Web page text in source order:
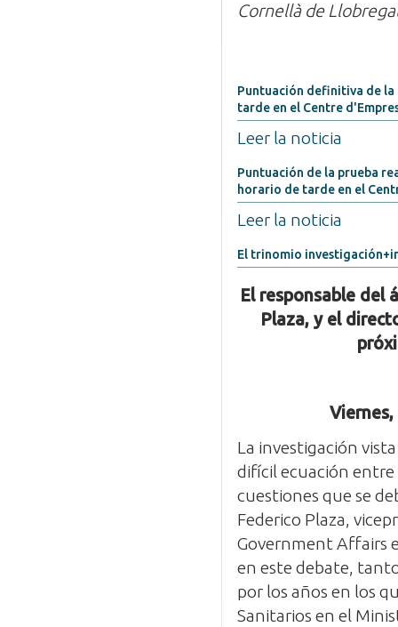
Cornellà de
Puntuación definitiva de
tarde en el Centre
Leer la noticia
Puntuación de la prueba
horario de tarde en el
Leer la noticia
El trinomio
El responsable del
Plaza, y el
La investigación
difícil ecuación
cuestiones que se
Federico Plaza,
Government Affairs
en este debate,
por los años en los
Sanitarios en el